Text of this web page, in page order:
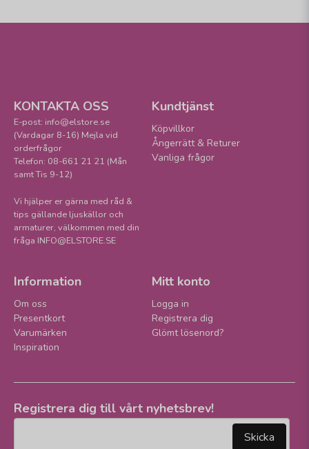
KONTAKTA OSS
E-post: info@elstore.se
(Vardagar 8-16) Mejla vid
orderfrågor
Telefon: 08-661 21 21 (Mån
samt Tis 9-12)
Vi hjälper er gärna med råd &
tips gällande ljuskällor och
armaturer, välkommen med din
fråga INFO@ELSTORE.SE
Kundtjänst
Köpvillkor
Ångerrätt & Returer
Vanliga frågor
Information
Om oss
Presentkort
Varumärken
Inspiration
Mitt konto
Logga in
Registrera dig
Glömt lösenord?
Registrera dig till vårt nyhetsbrev!
Skicka